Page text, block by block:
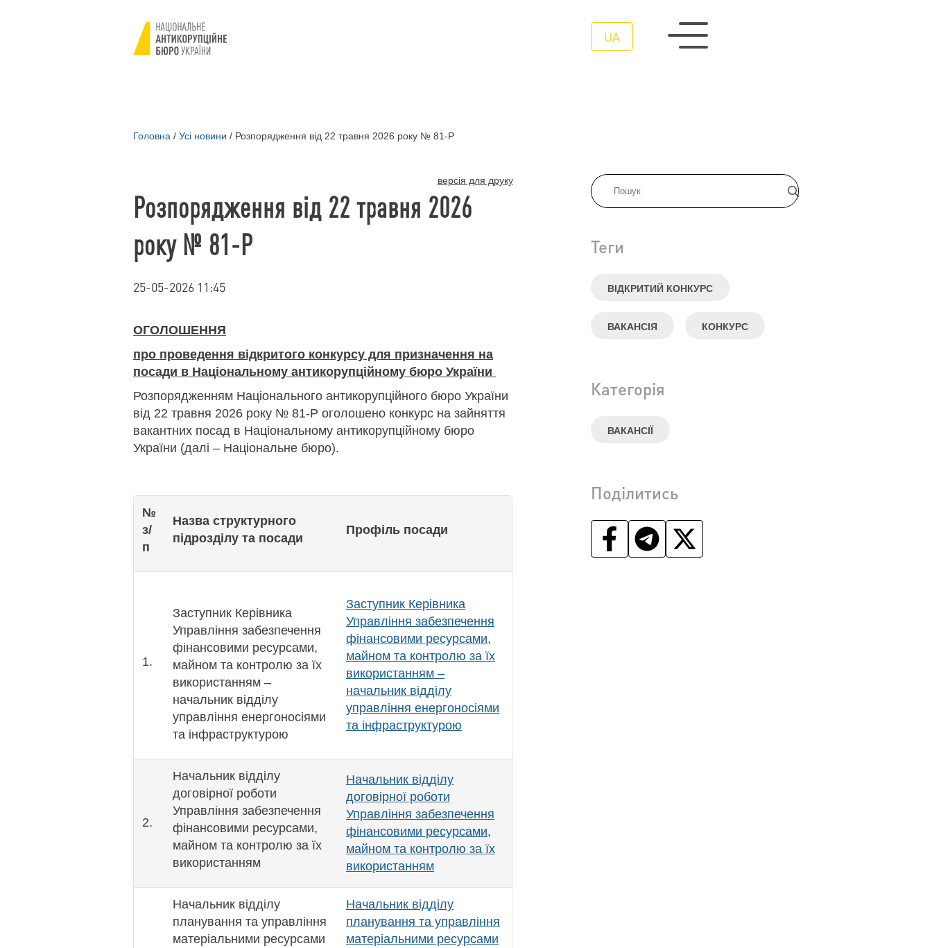
UA
Головна / Усі новини / Розпорядження від 22 травня 2026 року № 81-Р
Теги
ВІДКРИТИЙ КОНКУРС
ВАКАНСІЯ КОНКУРС
Категорія
ВАКАНСІЇ
Поділитись
версія для друку
Розпорядження від 22 травня 2026
року № 81-Р
25-05-2026 11:45
ОГОЛОШЕННЯ
про проведення відкритого конкурсу для призначення на
посади в Національному антикорупційному бюро України
Розпорядженням Національного антикорупційного бюро України
від 22 травня 2026 року № 81-Р оголошено конкурс на зайняття
вакантних посад в Національному антикорупційному бюро
України (далі – Національне бюро).
№
з/
п
Назва структурного
підрозділу та посади
Профіль посади
1.
Заступник Керівника
Управління забезпечення
фінансовими ресурсами,
майном та контролю за їх
використанням –
начальник відділу
управління енергоносіями
та інфраструктурою
Заступник Керівника
Управління забезпечення
фінансовими ресурсами,
майном та контролю за їх
використанням –
начальник відділу
управління енергоносіями
та інфраструктурою
2.
Начальник відділу
договірної роботи
Управління забезпечення
фінансовими ресурсами,
майном та контролю за їх
використанням
Начальник відділу
договірної роботи
Управління забезпечення
фінансовими ресурсами,
майном та контролю за їх
використанням
Начальник відділу
планування та управління
матеріальними ресурсами
Начальник відділу
планування та управління
матеріальними ресурсами